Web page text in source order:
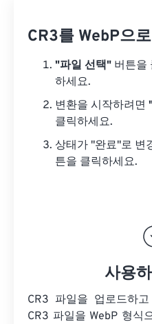
CR3를 WebP으
"파일 선택" 버튼을
하세요.
변환을 시작하려면
클릭하세요.
상태가 "완료"로 변
튼을 클릭하세요.
사용
CR3 파일을 업로드하
CR3 파일을 WebP 형식